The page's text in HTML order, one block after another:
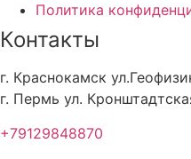
Политика
Контакты
г. Краснокамск
г. Пермь ул.
+79129848870